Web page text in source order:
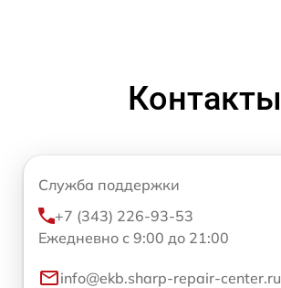
Контакты
Служба поддержки
+7 (343) 226-93-53
Ежедневно с 9:00 до 21:00
info@ekb.sharp-repair-center.ru